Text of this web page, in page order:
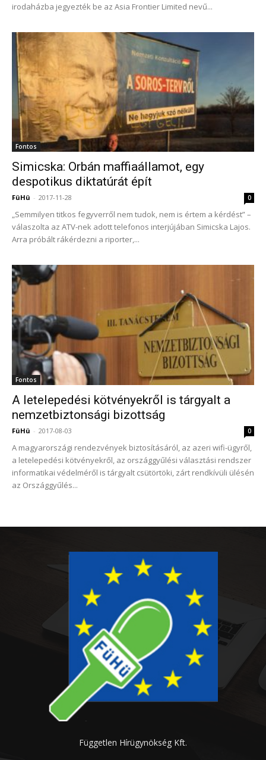
irodaházba jegyezték be az Asia Frontier Limited nevű...
Fontos
Simicska: Orbán maffiaállamot, egy
despotikus diktatúrát épít
FüHü - 2017-11-28 0
„Semmilyen titkos fegyverről nem tudok, nem is értem a kérdést” –
válaszolta az ATV-nek adott telefonos interjújában Simicska Lajos.
Arra próbált rákérdezni a riporter,...
Fontos
A letelepedési kötvényekről is tárgyalt a
nemzetbiztonsági bizottság
FüHü - 2017-08-03 0
A magyarországi rendezvények biztosításáról, az azeri wifi-ügyről,
a letelepedési kötvényekről, az országgyűlési választási rendszer
informatikai védelméről is tárgyalt csütörtöki, zárt rendkívüli ülésén
az Országgyűlés...
Független Hírügynökség Kft.